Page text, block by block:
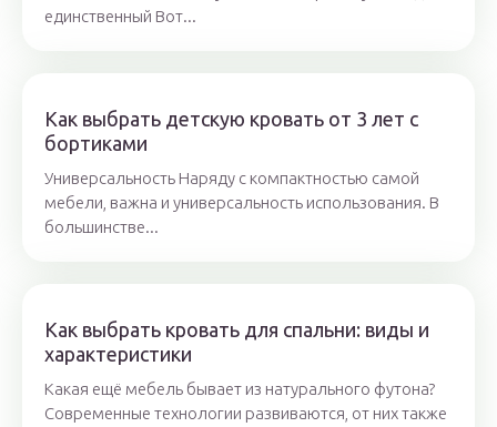
единственный Вот...
Как выбрать детскую кровать от 3 лет с
бортиками
Универсальность Наряду с компактностью самой
мебели, важна и универсальность использования. В
большинстве...
Как выбрать кровать для спальни: виды и
характеристики
Какая ещё мебель бывает из натурального футона?
Современные технологии развиваются, от них также